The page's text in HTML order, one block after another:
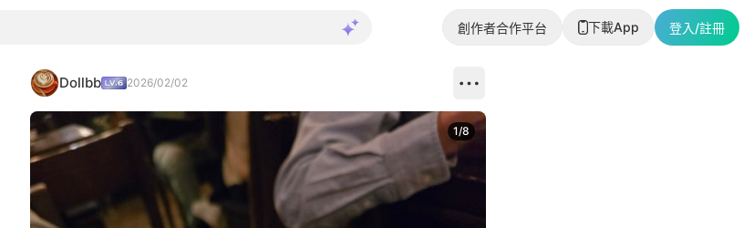
創作者合作平台 下載App 登入/註冊
Dollbb 2026/02/02
1/8